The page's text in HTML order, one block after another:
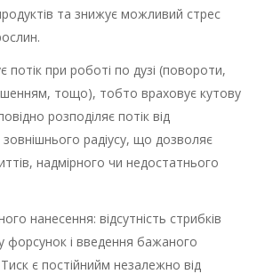
та знижує можливий стрес
потік при роботі по дузі (повороти,
тощо), тобто враховує кутову
розподіляє потік від
радіусу, що дозволяє
надмірного чи недостатнього
нанесення: відсутність стрибків
форсунок і введення бажаного
є постійнийм незалежно від